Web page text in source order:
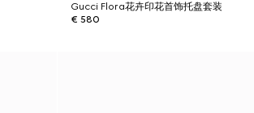
Gucci Flora花卉印花首饰托盘套装
€ 580